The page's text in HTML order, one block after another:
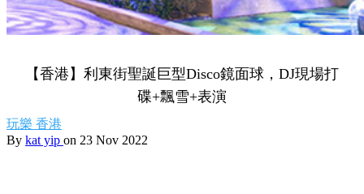
【香港】利東街聖誕巨型Disco鏡面球，DJ現場打
碟+飄雪+表演
玩樂 香港
By kat yip on 23 Nov 2022